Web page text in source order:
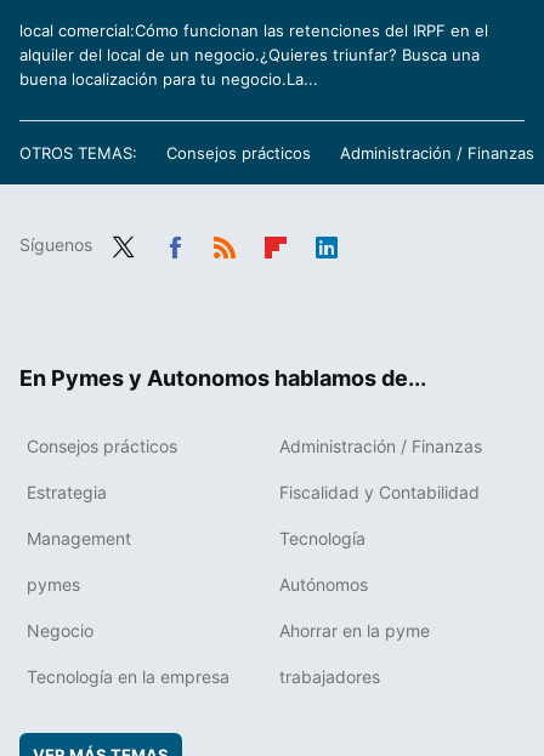
local comercial:Cómo funcionan las retenciones del IRPF en el
alquiler del local de un negocio.¿Quieres triunfar? Busca una
buena localización para tu negocio.La...
OTROS TEMAS: Consejos prácticos Administración / Finanzas
Síguenos
En Pymes y Autonomos hablamos de...
Consejos prácticos Administración / Finanzas
Estrategia Fiscalidad y Contabilidad
Management Tecnología
pymes Autónomos
Negocio Ahorrar en la pyme
Tecnología en la empresa trabajadores